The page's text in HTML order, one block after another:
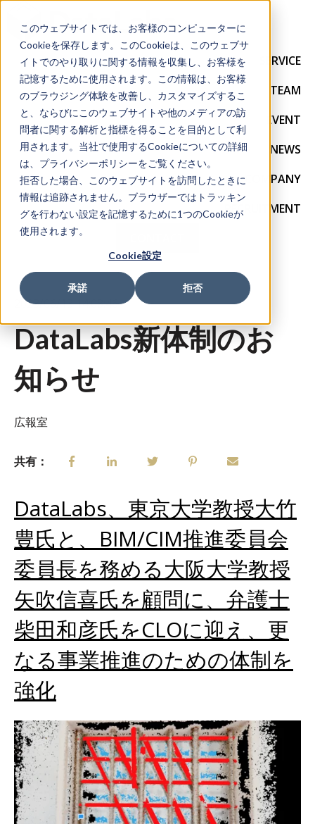
このウェブサイトでは、お客様のコンピューターに
Cookieを保存します。このCookieは、このウェブサ
イトでのやり取りに関する情報を収集し、お客様を
記憶するために使用されます。この情報は、お客様
のブラウジング体験を改善し、カスタマイズするこ
と、ならびにこのウェブサイトや他のメディアの訪
問者に関する解析と指標を得ることを目的として利
用されます。当社で使用するCookieについての詳細
は、プライバシーポリシーをご覧ください。
拒否した場合、このウェブサイトを訪問したときに
情報は追跡されません。ブラウザーではトラッキン
グを行わない設定を記憶するために1つのCookieが
使用されます。
Cookie設定
承諾 拒否
SERVICE
TEAM
EVENT
NEWS
COMPANY
RECRUITMENT
2023/06/13 14:08:46
DataLabs新体制のお
知らせ
広報室
共有：
DataLabs、東京大学教授大竹
豊氏と、BIM/CIM推進委員会
委員長を務める大阪大学教授
矢吹信喜氏を顧問に、弁護士
柴田和彦氏をCLOに迎え、更
なる事業推進のための体制を
強化